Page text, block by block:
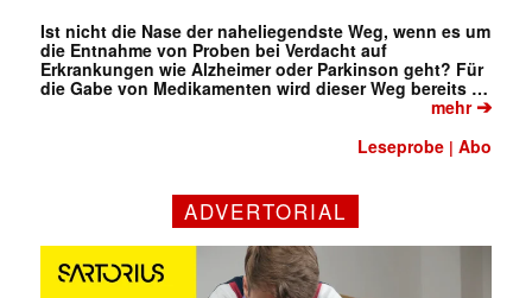
Mit dem |transkript-Newsletter
jede Woche aktuell informiert.
Ist nicht die Nase der naheliegendste Weg, wenn es um
die Entnahme von Proben bei Verdacht auf
Erkrankungen wie Alzheimer oder Parkinson geht? Für
die Gabe von Medikamenten wird dieser Weg bereits …
mehr➔
Leseprobe |Abo
ADVERTORIAL